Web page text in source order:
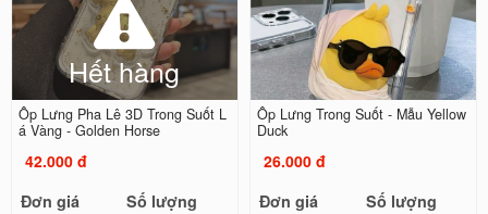
Hết hàng
Ốp Lưng Pha Lê 3D Trong Suốt L
á Vàng - Golden Horse
42.000 đ
Đơn giá
Số lượng
Ốp Lưng Trong Suốt - Mẫu Yellow
Duck
26.000 đ
Đơn giá
Số lượng